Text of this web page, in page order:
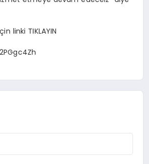
linki TIKLAYIN